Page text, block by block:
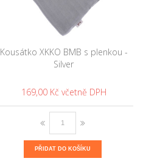
Kousátko XKKO BMB s plenkou -
Silver
169,00 Kč
PŘIDAT DO KOŠÍKU